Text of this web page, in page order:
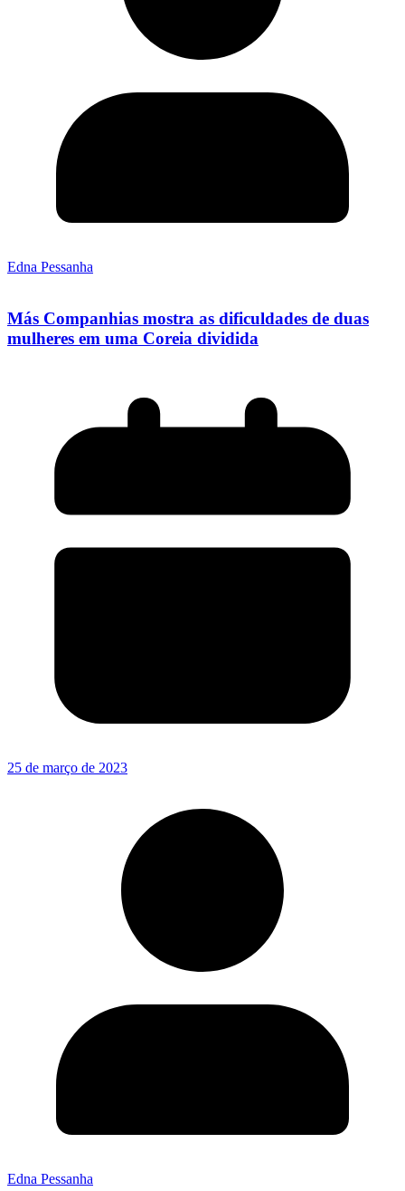
Edna Pessanha
Más Companhias mostra as dificuldades de duas
mulheres em uma Coreia dividida
25 de março de 2023
Edna Pessanha